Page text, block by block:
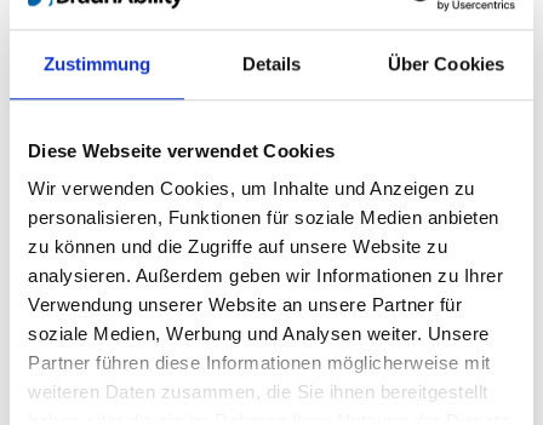
Zustimmung Details Über Cookies
Diese Webseite verwendet Cookies
Wir verwenden Cookies, um Inhalte und Anzeigen zu
personalisieren, Funktionen für soziale Medien anbieten
zu können und die Zugriffe auf unsere Website zu
analysieren. Außerdem geben wir Informationen zu Ihrer
Verwendung unserer Website an unsere Partner für
soziale Medien, Werbung und Analysen weiter. Unsere
Partner führen diese Informationen möglicherweise mit
weiteren Daten zusammen, die Sie ihnen bereitgestellt
erlauben Sie allen Cookies,
um dieses
Carony - The System
Einbettungscode
und fügen Sie ihn in das HTML Ihrer eigenen Site ein,
um das Video einzubetten)